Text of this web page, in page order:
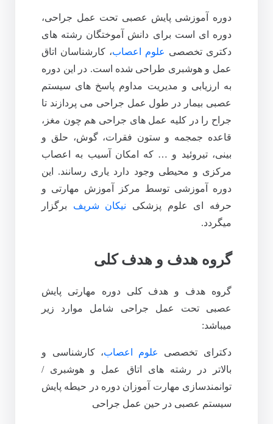
دوره آموزشی پایش عصبی تحت عمل جراحی،
دوره ای است برای دانش آموختگان رشته های
دکتری تخصصی علوم اعصاب، کارشناسان اتاق
عمل و هوشبری طراحی شده است. در این دوره
به ارزیابی و مدیریت مداوم پاسخ های سیستم
عصبی بیمار در طول عمل جراحی می پردازند تا
جراح را در کلیه عمل های جراحی هم چون مغز،
قاعده جمجمه و ستون فقرات، گوش، حلق و
بینی، تیروئید و … که امکان آسیب به اعصاب
مرکزی و محیطی وجود دارد یاری رسانند. این
دوره آموزشی توسط مرکز آموزش مهارتی و
حرفه ای علوم پزشکی نیکان شریف برگزار
میگردد.
گروه هدف و هدف کلی
گروه هدف و هدف کلی دوره مهارتی پایش
عصبی تحت عمل جراحی شامل موارد زیر
میباشد:
دکترای تخصصی علوم اعصاب، کارشناسی و
بالاتر در رشته های اتاق عمل و هوشبری /
توانمندسازی مهارت آموزان دوره در حیطه پایش
سیستم عصبی در حین عمل جراحی